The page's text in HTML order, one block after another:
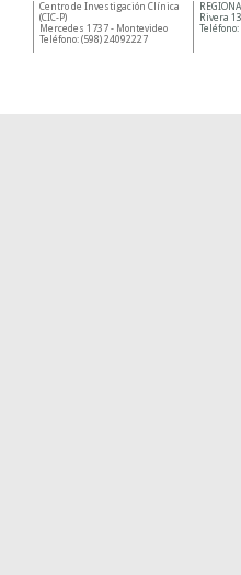
Rivera
Teléfono:
Centro de Investigación Clínica
(CIC-P)
Mercedes 1737 - Montevideo
Teléfono: (598) 24092227